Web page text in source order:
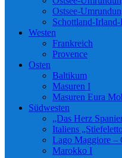
Ostsee-
Schottland-
Westen
Frankreich
Provence
Osten
Baltikum
Masuren I
Masuren Eura
Südwesten
„Das Herz
Italiens
Lago Maggiore –
Marokko I